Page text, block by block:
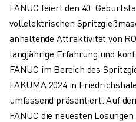
ROBODRILL VORBEUGENDE
ROBODRILL NACHHALTIGKEIT
ROBODRILL ROBOTER-PAKET
ROBODRILL BILDUNGSPAKET
ELEKTRISCHE
ROBOSHOT-FILTER
ROBOSHOT ELEKTRISCHE
ROBOSHOT HARDWARE
FANUC feiert den 40.
vollelektrischen
anhaltende Attraktivität von
langjährige Erfahrung und
FANUC im Bereich des
FAKUMA 2024 in
umfassend präsentiert. Auf
FANUC die neuesten